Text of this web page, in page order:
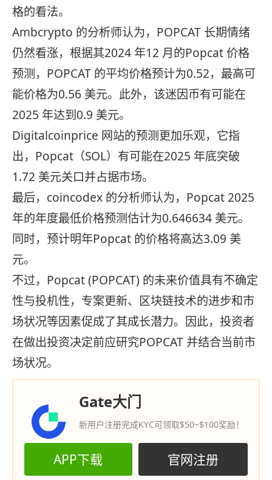
格的看法。
Ambcrypto 的分析师认为，POPCAT 长期情绪
仍然看涨，根据其2024 年12 月的Popcat 价格
预测，POPCAT 的平均价格预计为0.52，最高可
能价格为0.56 美元。此外，该迷因币有可能在
2025 年达到0.9 美元。
Digitalcoinprice 网站的预测更加乐观，它指
出，Popcat（SOL）有可能在2025 年底突破
1.72 美元关口并占据市场。
最后，coincodex 的分析师认为，Popcat 2025
年的年度最低价格预测估计为0.646634 美元。
同时，预计明年Popcat 的价格将高达3.09 美
元。
不过，Popcat (POPCAT) 的未来价值具有不确定
性与投机性，专案更新、区块链技术的进步和市
场状况等因素促成了其成长潜力。因此，投资者
在做出投资决定前应研究POPCAT 并结合当前市
场状况。
Gate大门
新用户注册完成KYC可领取$50~$100奖励！
APP下载 官网注册